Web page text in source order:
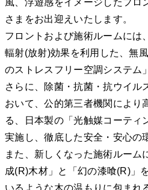
風、浮遊感をイメージしたフロ
さまをお出迎えいたします。
フロントおよび施術ルームには
輻射(放射)効果を利用した、無
のストレスフリー空調システム
さらに、除菌・抗菌・抗ウイル
おいて、公的第三者機関により
る、日本製の「光触媒コーティ
実施し、徹底した安全・安心の
また、新しくなった施術ルーム
成(R)木材」と「幻の漆喰(R)」
いるような木の温もりに包まれ